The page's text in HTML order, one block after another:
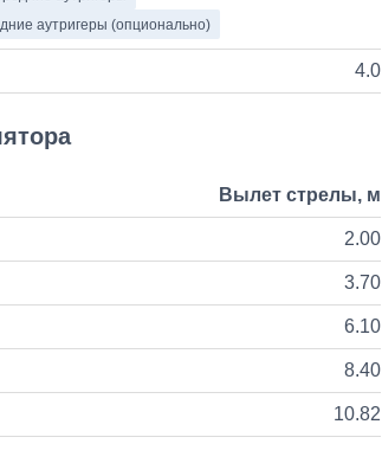
аутригеры (опционально)
4.0
Вылет стрелы, м
2.00
3.70
6.10
8.40
10.82